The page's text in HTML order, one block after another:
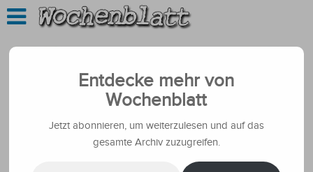
Entdecke mehr von
Wochenblatt
Jetzt abonnieren, um weiterzulesen und auf das
gesamte Archiv zuzugreifen.